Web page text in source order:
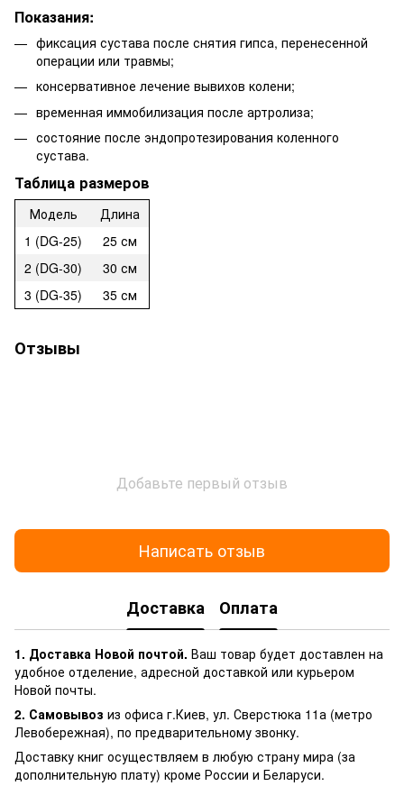
Показания:
фиксация сустава после снятия гипса, перенесенной
операции или травмы;
консервативное лечение вывихов колени;
временная иммобилизация после артролиза;
состояние после эндопротезирования коленного
сустава.
Таблица размеров
Модель
Длина
1 (DG-25)
25 см
2 (DG-30)
30 см
3 (DG-35)
35 см
Отзывы
Добавьте первый отзыв
Написать отзыв
Доставка Оплата
1. Доставка Новой почтой. Ваш товар будет доставлен на
удобное отделение, адресной доставкой или курьером
Новой почты.
2. Самовывоз из офиса г.Киев, ул. Сверстюка 11а (метро
Левобережная), по предварительному звонку.
Доставку книг осуществляем в любую страну мира (за
дополнительную плату) кроме России и Беларуси.